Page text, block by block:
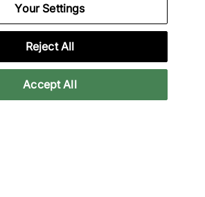
dans les sorties exclusives et
unique de marques telles
HOKA, Mizuno et plus encore.
Your Settings
Reject All
Accept All